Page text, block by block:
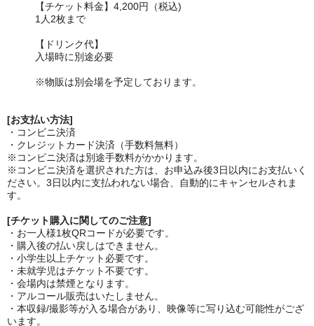
【チケット料金】 4,200円（税込)
1人2枚まで
【ドリンク代】
入場時に別途必要
※物販は別会場を予定しております。
[お支払い方法]
・コンビニ決済
・クレジットカード決済（手数料無料）
※コンビニ決済は別途手数料がかかります。
※コンビニ決済を選択された方は、お申込み後3日以内にお支払いく
ださい。3日以内に支払われない場合、自動的にキャンセルされま
す。
[チケット購入に関してのご注意]
・お一人様1枚QRコードが必要です。
・購入後の払い戻しはできません。
・小学生以上チケット必要です。
・未就学児はチケット不要です。
・会場内は禁煙となります。
・アルコール販売はいたしません。
・本収録/撮影等が入る場合があり、映像等に写り込む可能性がござ
います。